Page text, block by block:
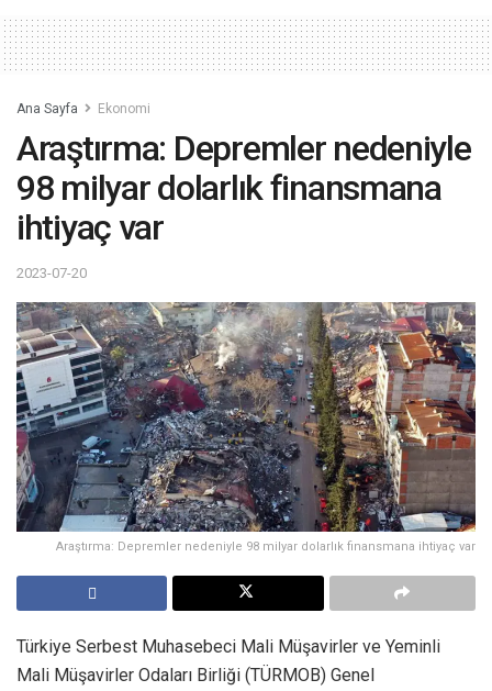
Ana Sayfa Ekonomi
Araştırma: Depremler nedeniyle
98 milyar dolarlık finansmana
ihtiyaç var
2023-07-20
Araştırma: Depremler nedeniyle 98 milyar dolarlık finansmana ihtiyaç var
Türkiye Serbest Muhasebeci Mali Müşavirler ve Yeminli
Mali Müşavirler Odaları Birliği (TÜRMOB) Genel